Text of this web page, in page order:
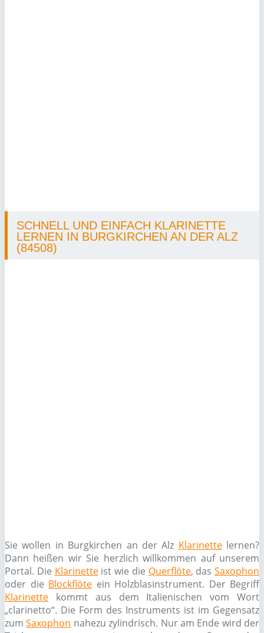
SCHNELL UND EINFACH KLARINETTE
LERNEN IN BURGKIRCHEN AN DER ALZ
(84508)
Sie wollen in Burgkirchen an der Alz Klarinettelernen?
Dann heißen wir Sie herzlich willkommen auf unserem
Portal. Die Klarinetteist wie die Querflöte, das Saxophon
oder die Blockflöte ein Holzblasinstrument. Der Begriff
Klarinette kommt aus dem Italienischen vom Wort
„clarinetto“. Die Form des Instruments ist im Gegensatz
zumSaxophon nahezu zylindrisch. Nur am Ende wird der